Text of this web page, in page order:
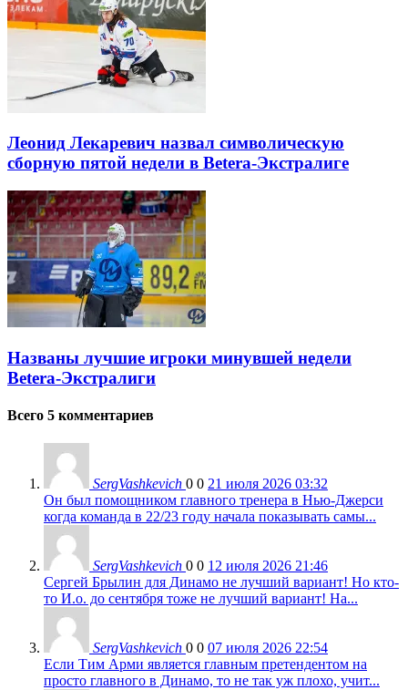
Леонид Лекаревич назвал символическую
сборную пятой недели в Betera-Экстралиге
Названы лучшие игроки минувшей недели
Betera-Экстралиги
Всего 5 комментариев
SergVashkevich 0 0 21 июля 2026 03:32
Он был помощником главного тренера в Нью-Джерси
когда команда в 22/23 году начала показывать самы...
SergVashkevich 0 0 12 июля 2026 21:46
Сергей Брылин для Динамо не лучший вариант! Но кто-
то И.о. до сентября тоже не лучший вариант! На...
SergVashkevich 0 0 07 июля 2026 22:54
Если Тим Арми является главным претендентом на
просто главного в Динамо, то не так уж плохо, учит...